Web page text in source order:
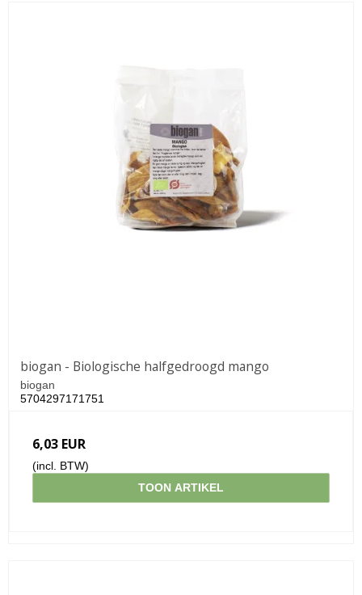
biogan - Biologische halfgedroogd mango
biogan
5704297171751
6,03 EUR
(incl. BTW)
TOON ARTIKEL